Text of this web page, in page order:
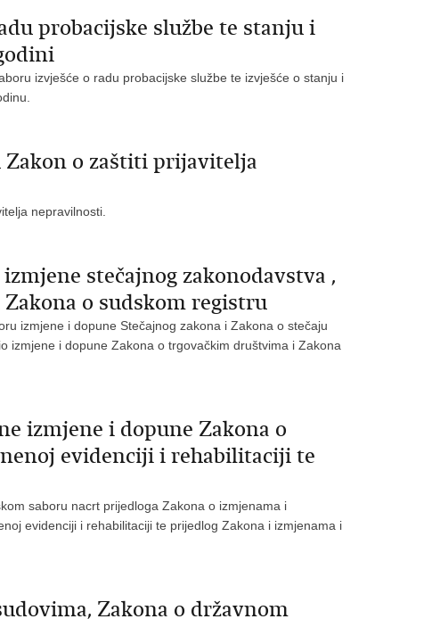
probacijske službe te stanju i
izvješće o radu probacijske službe te izvješće o stanju i
o zaštiti prijavitelja
nepravilnosti.
stečajnog zakonodavstva ,
o sudskom registru
izmjene i dopune Stečajnog zakona i Zakona o stečaju
izmjene i dopune Zakona o trgovačkim društvima i Zakona
izmjene i dopune Zakona o
evidenciji i rehabilitaciji te
saboru nacrt prijedloga Zakona o izmjenama i
evidenciji i rehabilitaciji te prijedlog Zakona i izmjenama i
Zakona o državnom